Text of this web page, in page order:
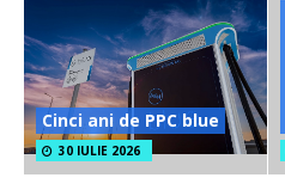
Cinci ani de PPC blue
30 IULIE 2026